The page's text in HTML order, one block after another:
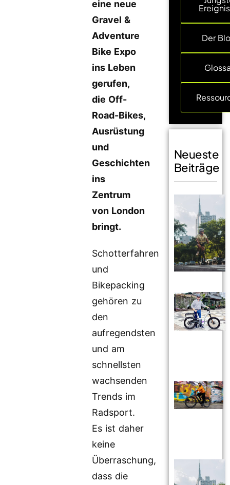
eine neue
Gravel &
Adventure
Bike Expo
ins Leben
gerufen,
die Off-
Road-Bikes,
Ausrüstung
und
Geschichten
ins
Zentrum
von London
bringt.
Schotterfahren
und
Bikepacking
gehören zu
den
aufregendsten
und am
schnellsten
wachsenden
Trends im
Radsport.
Es ist daher
keine
Überraschung,
dass die
Der
Neueste
Beiträge